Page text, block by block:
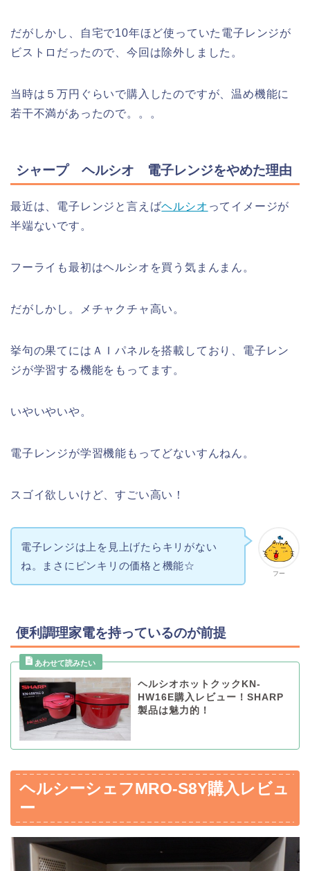
だがしかし、自宅で10年ほど使っていた電子レンジが
ビストロだったので、今回は除外しました。
当時は５万円ぐらいで購入したのですが、温め機能に
若干不満があったので。。。
シャープ ヘルシオ 電子レンジをやめた理由
最近は、電子レンジと言えばヘルシオ ってイメージが
半端ないです。
フーライも最初はヘルシオを買う気まんまん。
だがしかし。メチャクチャ高い。
挙句の果てにはＡＩパネルを搭載しており、電子レン
ジが学習する機能をもってます。
いやいやいや。
電子レンジが学習機能もってどないすんねん。
スゴイ欲しいけど、すごい高い！
フー
電子レンジは上を見上げたらキリがない
ね。まさにピンキリの価格と機能☆
便利調理家電を持っているのが前提
ヘルシオホットクックKN-
HW16E購入レビュー！SHARP
製品は魅力的！
ヘルシーシェフMRO-S8Y購入レビュ
ー